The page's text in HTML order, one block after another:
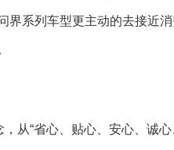
界系列车型更主动的去接近
从“省心、贴心、安心、诚